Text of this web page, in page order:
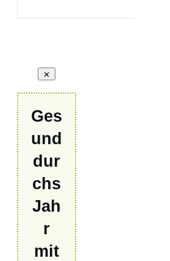
Ges
und
dur
chs
Jah
r
mit